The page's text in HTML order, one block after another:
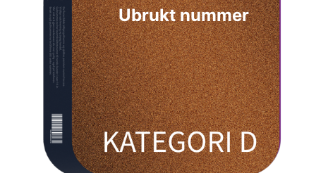
Ubrukt nummer